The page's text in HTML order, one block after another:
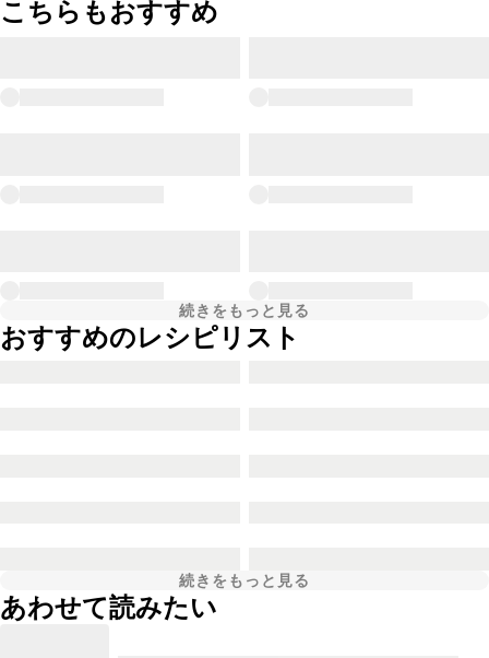
こちらもおすすめ
続きをもっと見る
おすすめのレシピリスト
続きをもっと見る
あわせて読みたい